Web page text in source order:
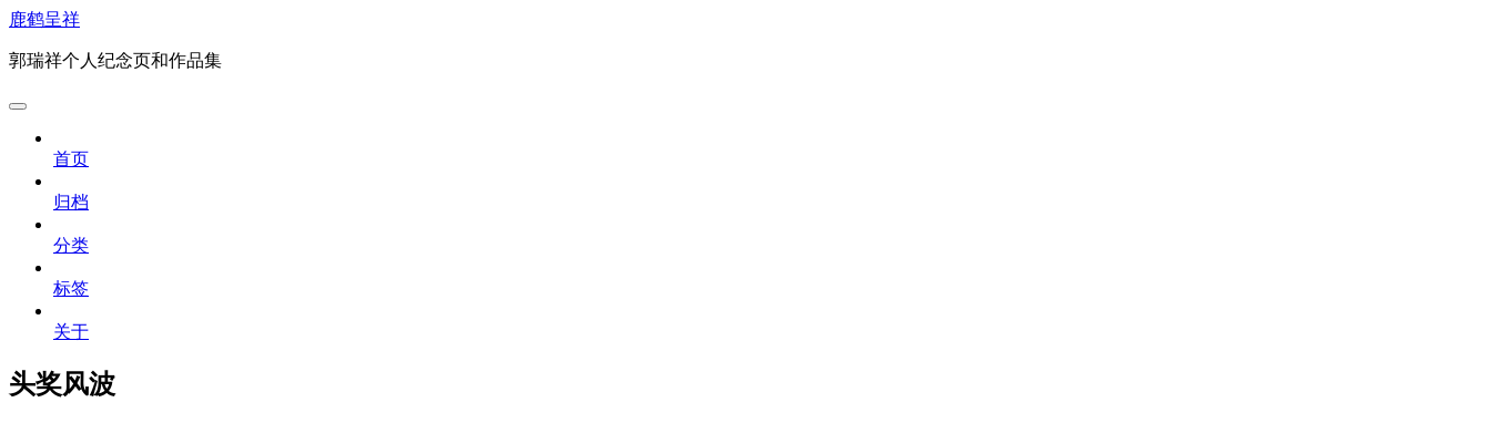
鹿鹤呈祥
郭瑞祥个人纪念页和作品集
首页
归档
分类
标签
关于
头奖风波